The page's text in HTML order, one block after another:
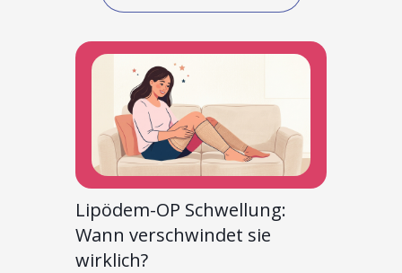
Lipödem-OP Schwellung:
Wann verschwindet sie
wirklich?